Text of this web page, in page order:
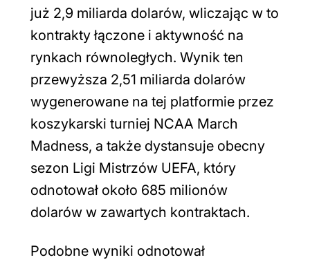
już 2,9 miliarda dolarów, wliczając w to
kontrakty łączone i aktywność na
rynkach równoległych. Wynik ten
przewyższa 2,51 miliarda dolarów
wygenerowane na tej platformie przez
koszykarski turniej NCAA March
Madness, a także dystansuje obecny
sezon Ligi Mistrzów UEFA, który
odnotował około 685 milionów
dolarów w zawartych kontraktach.
Podobne wyniki odnotował